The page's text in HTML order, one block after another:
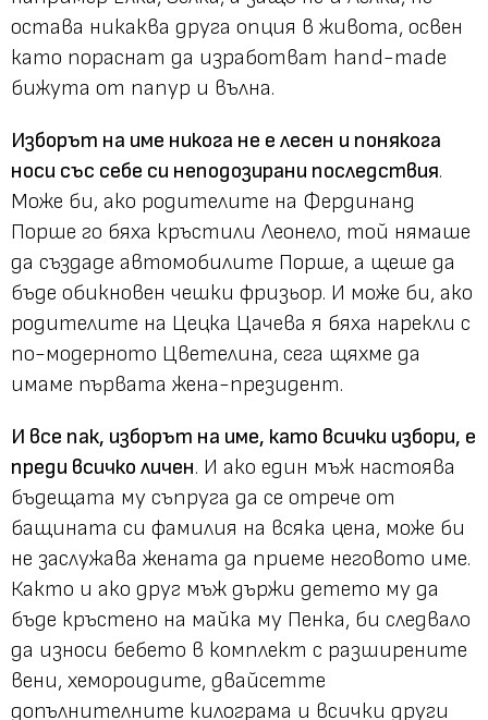
остава никаква друга опция в живота, освен
като пораснат да изработват hand-made
бижута от папур и вълна.
Изборът на име никога не е лесен и понякога
носи със себе си неподозирани последствия.
Може би, ако родителите на Фердинанд
Порше го бяха кръстили Леонело, той нямаше
да създаде автомобилите Порше, а щеше да
бъде обикновен чешки фризьор. И може би, ако
родителите на Цецка Цачева я бяха нарекли с
по-модерното Цветелина, сега щяхме да
имаме първата жена-президент.
И все пак, изборът на име, като всички избори, е
преди всичко личен. И ако един мъж настоява
бъдещата му съпруга да се отрече от
бащината си фамилия на всяка цена, може би
не заслужава жената да приеме неговото име.
Както и ако друг мъж държи детето му да
бъде кръстено на майка му Пенка, би следвало
да износи бебето в комплект с разширените
вени, хемороидите, двайсетте
допълнителните килограма и всички други